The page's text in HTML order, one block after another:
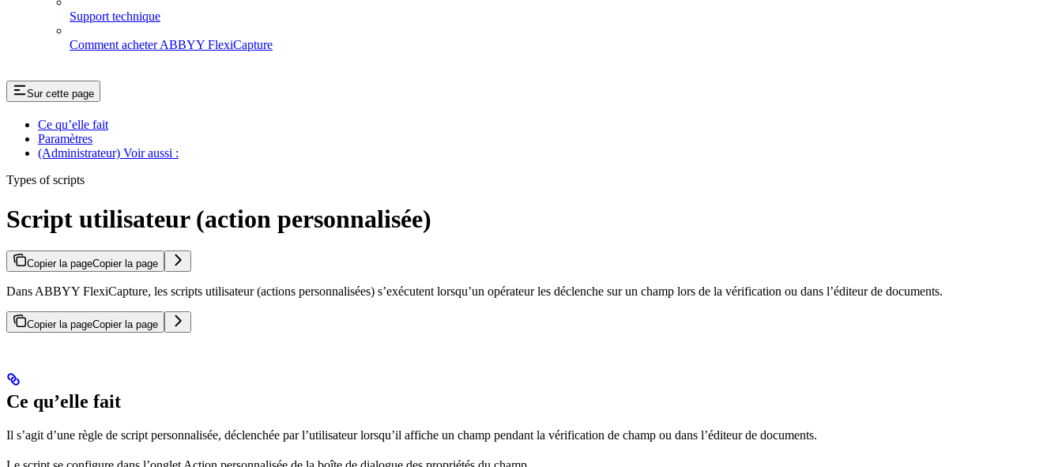
Support technique
Comment acheter ABBYY FlexiCapture
Sur cette page
Ce qu’elle fait
Paramètres
(Administrateur) Voir aussi :
Types of scripts
Script utilisateur (action personnalisée)
Copier la pageCopier la page
Dans ABBYY FlexiCapture, les scripts utilisateur (actions personnalisées) s’exécutent lorsqu’un opérateur les déclenche sur un champ lors de la vérification ou dans l’éditeur de documents.
Copier la pageCopier la page
Ce qu’elle fait
Il s’agit d’une règle de script personnalisée, déclenchée par l’utilisateur lorsqu’il affiche un champ pendant la vérification de champ ou dans l’éditeur de documents.